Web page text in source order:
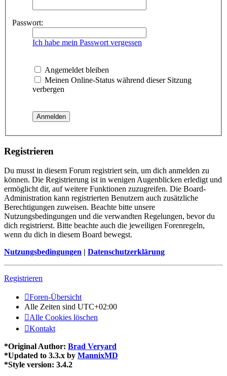
Passwort:
Ich habe mein Passwort vergessen
Angemeldet bleiben
Meinen Online-Status während dieser Sitzung
verbergen
Registrieren
Du musst in diesem Forum registriert sein, um dich anmelden zu
können. Die Registrierung ist in wenigen Augenblicken erledigt und
ermöglicht dir, auf weitere Funktionen zuzugreifen. Die Board-
Administration kann registrierten Benutzern auch zusätzliche
Berechtigungen zuweisen. Beachte bitte unsere
Nutzungsbedingungen und die verwandten Regelungen, bevor du
dich registrierst. Bitte beachte auch die jeweiligen Forenregeln,
wenn du dich in diesem Board bewegst.
Nutzungsbedingungen | Datenschutzerklärung
Registrieren
Foren-Übersicht
Alle Zeiten sind UTC+02:00
Alle Cookies löschen
Kontakt
*Original Author: Brad Veryard
*Updated to 3.3.x by MannixMD
*Style version: 3.4.2